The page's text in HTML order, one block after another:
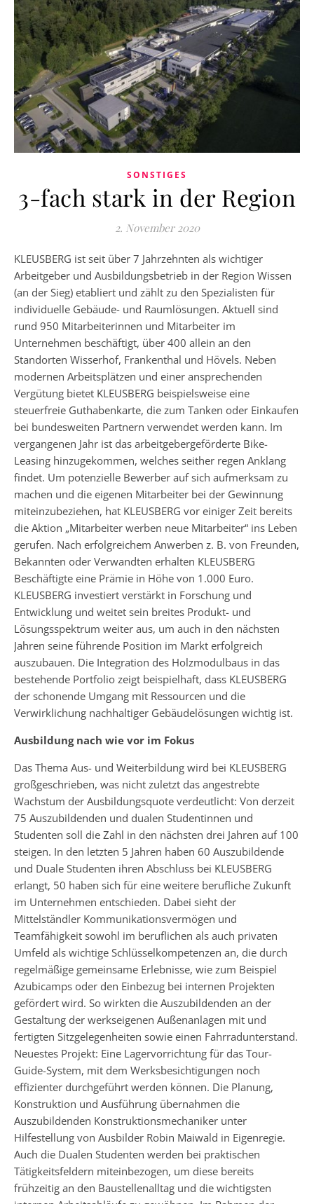
SONSTIGES
3-fach stark in der Region
2. November 2020
KLEUSBERG ist seit über 7 Jahrzehnten als wichtiger
Arbeitgeber und Ausbildungsbetrieb in der Region Wissen
(an der Sieg) etabliert und zählt zu den Spezialisten für
individuelle Gebäude- und Raumlösungen. Aktuell sind
rund 950 Mitarbeiterinnen und Mitarbeiter im
Unternehmen beschäftigt, über 400 allein an den
Standorten Wisserhof, Frankenthal und Hövels. Neben
modernen Arbeitsplätzen und einer ansprechenden
Vergütung bietet KLEUSBERG beispielsweise eine
steuerfreie Guthabenkarte, die zum Tanken oder Einkaufen
bei bundesweiten Partnern verwendet werden kann. Im
vergangenen Jahr ist das arbeitgebergeförderte Bike-
Leasing hinzugekommen, welches seither regen Anklang
findet. Um potenzielle Bewerber auf sich aufmerksam zu
machen und die eigenen Mitarbeiter bei der Gewinnung
miteinzubeziehen, hat KLEUSBERG vor einiger Zeit bereits
die Aktion „Mitarbeiter werben neue Mitarbeiter“ ins Leben
gerufen. Nach erfolgreichem Anwerben z. B. von Freunden,
Bekannten oder Verwandten erhalten KLEUSBERG
Beschäftigte eine Prämie in Höhe von 1.000 Euro.
KLEUSBERG investiert verstärkt in Forschung und
Entwicklung und weitet sein breites Produkt- und
Lösungsspektrum weiter aus, um auch in den nächsten
Jahren seine führende Position im Markt erfolgreich
auszubauen. Die Integration des Holzmodulbaus in das
bestehende Portfolio zeigt beispielhaft, dass KLEUSBERG
der schonende Umgang mit Ressourcen und die
Verwirklichung nachhaltiger Gebäudelösungen wichtig ist.
Ausbildung nach wie vor im Fokus
Das Thema Aus- und Weiterbildung wird bei KLEUSBERG
großgeschrieben, was nicht zuletzt das angestrebte
Wachstum der Ausbildungsquote verdeutlicht: Von derzeit
75 Auszubildenden und dualen Studentinnen und
Studenten soll die Zahl in den nächsten drei Jahren auf 100
steigen. In den letzten 5 Jahren haben 60 Auszubildende
und Duale Studenten ihren Abschluss bei KLEUSBERG
erlangt, 50 haben sich für eine weitere berufliche Zukunft
im Unternehmen entschieden. Dabei sieht der
Mittelständler Kommunikationsvermögen und
Teamfähigkeit sowohl im beruflichen als auch privaten
Umfeld als wichtige Schlüsselkompetenzen an, die durch
regelmäßige gemeinsame Erlebnisse, wie zum Beispiel
Azubicamps oder den Einbezug bei internen Projekten
gefördert wird. So wirkten die Auszubildenden an der
Gestaltung der werkseigenen Außenanlagen mit und
fertigten Sitzgelegenheiten sowie einen Fahrradunterstand.
Neuestes Projekt: Eine Lagervorrichtung für das Tour-
Guide-System, mit dem Werksbesichtigungen noch
effizienter durchgeführt werden können. Die Planung,
Konstruktion und Ausführung übernahmen die
Auszubildenden Konstruktionsmechaniker unter
Hilfestellung von Ausbilder Robin Maiwald in Eigenregie.
Auch die Dualen Studenten werden bei praktischen
Tätigkeitsfeldern miteinbezogen, um diese bereits
frühzeitig an den Baustellenalltag und die wichtigsten